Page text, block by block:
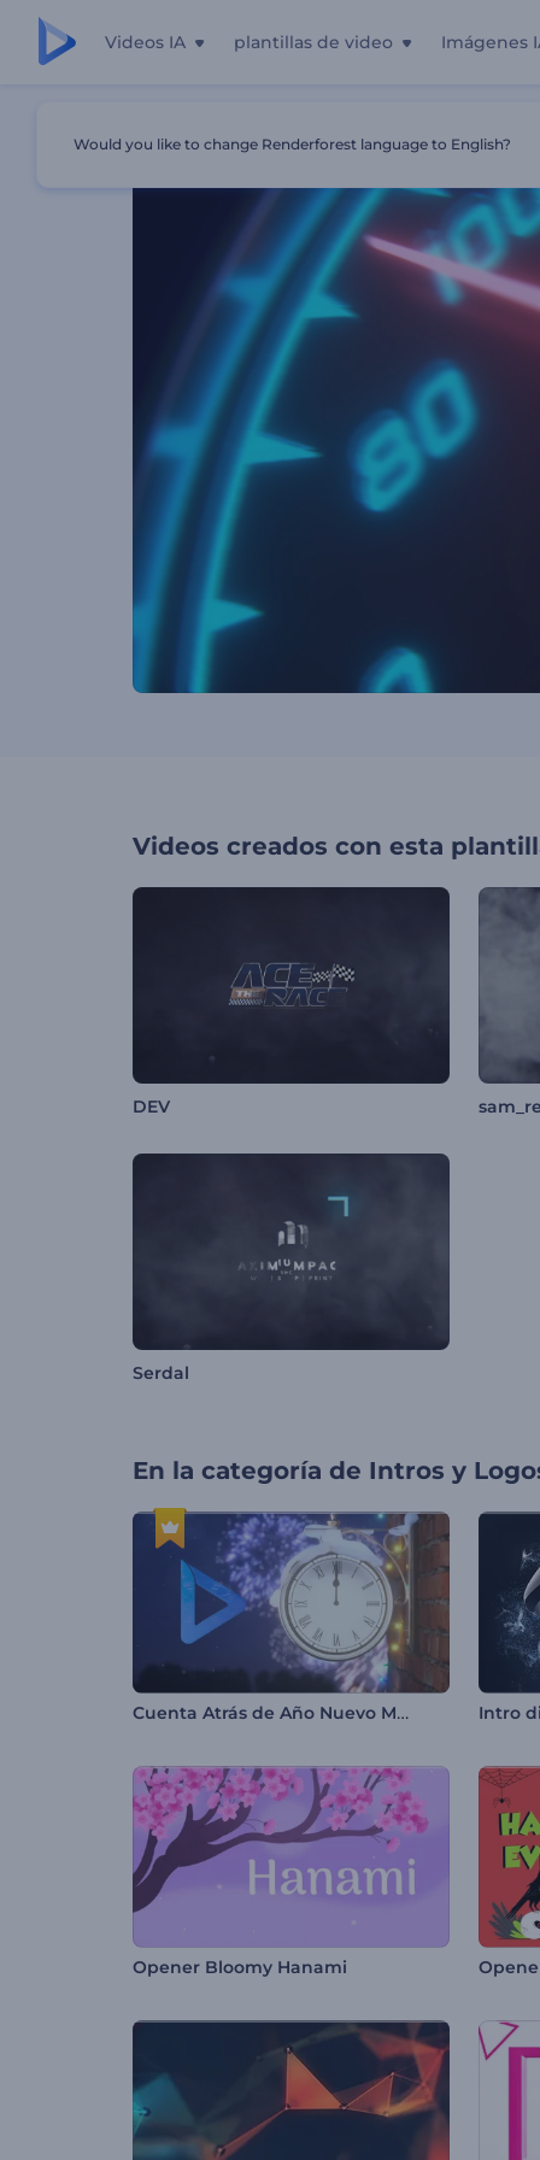
Videos IA plantillas de video Imágenes
Videos creados con esta
DEV
Serdal
En la categoría de Intros y
Cuenta Atrás de Año Nuevo Mágico
Opener Bloomy Hanami
Would you like to change Renderforest language to English?